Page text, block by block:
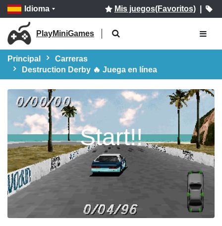
Idioma Mis juegos(Favoritos)|
PlayMiniGames
Principal
Carreras
Destruction Derby 🔥 Juega en línea
Start!!